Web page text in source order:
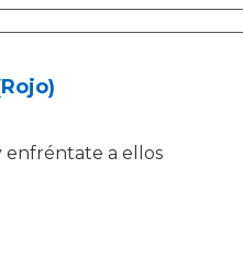
enfréntate a ellos